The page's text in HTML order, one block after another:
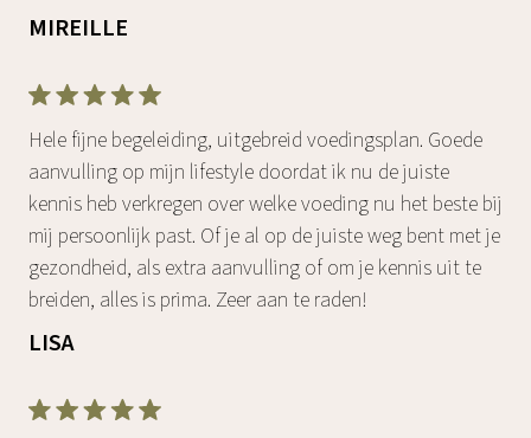
MIREILLE
Hele fijne begeleiding, uitgebreid voedingsplan. Goede
aanvulling op mijn lifestyle doordat ik nu de juiste
kennis heb verkregen over welke voeding nu het beste bij
mij persoonlijk past. Of je al op de juiste weg bent met je
gezondheid, als extra aanvulling of om je kennis uit te
breiden, alles is prima. Zeer aan te raden!
LISA